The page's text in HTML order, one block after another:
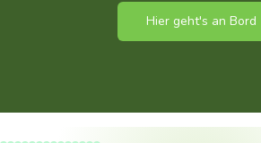
Hier geht's an Bord